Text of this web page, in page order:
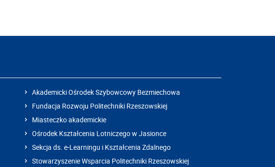
Akademicki Ośrodek Szybowcowy Bezmiechowa
Fundacja Rozwoju Politechniki Rzeszowskiej
Miasteczko akademickie
Ośrodek Kształcenia Lotniczego w Jasionce
Sekcja ds. e-Learningu i Kształcenia Zdalnego
Stowarzyszenie Wsparcia Politechniki Rzeszowskiej